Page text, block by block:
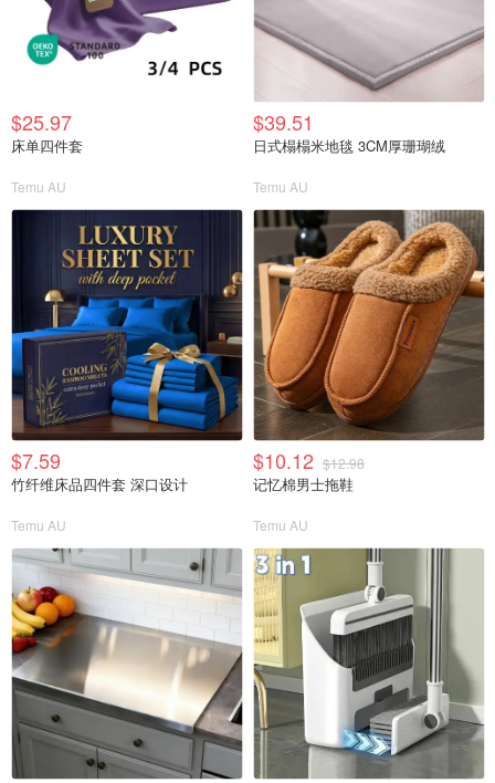
$25.97
床单四件套
Temu AU
$39.51
日式榻榻米地毯 3CM厚珊瑚绒
Temu AU
$7.59
竹纤维床品四件套 深口设计
Temu AU
$10.12 $12.98
记忆棉男士拖鞋
Temu AU